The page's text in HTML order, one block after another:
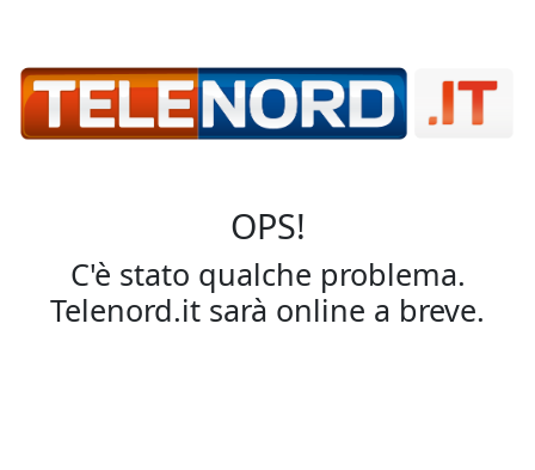
OPS!
C'è stato qualche problema.
Telenord.it sarà online a breve.